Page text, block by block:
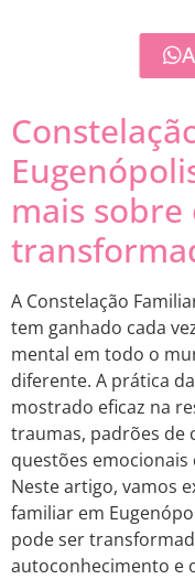
mais sobre
A Constelação
tem ganhado cada
mental em todo o
diferente. A prática
mostrado eficaz na
traumas, padrões de
questões emocionais
Neste artigo, vamos
familiar em
pode ser
autoconhecimento e